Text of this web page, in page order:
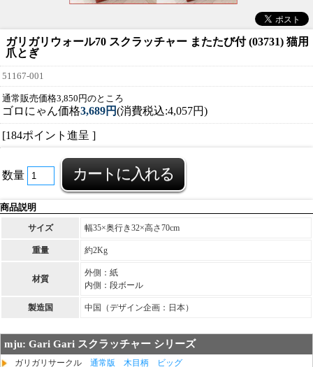
ガリガリウォール70 スクラッチャー またたび付 (03731) 猫用
爪とぎ
51167-001
通常販売価格3,850円のところ
ゴロにゃん価格3,689円(消費税込:4,057円)
[184ポイント進呈 ]
数量
商品説明
サイズ 幅35×奥行き32×高さ70cm
重量 約2Kg
材質
外側：紙
内側：段ボール
製造国 中国（デザイン企画：日本）
mju: Gari Gari スクラッチャー シリーズ
ガリガリサークル 通常版 木目柄 ビッグ